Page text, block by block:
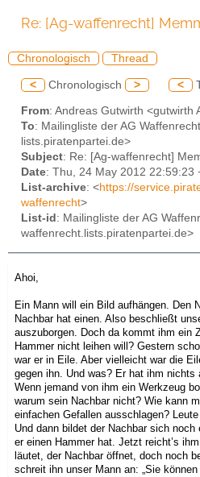
Re: [Ag-waffenrecht]
Chronologisch Thread
< Chronologisch > <
From: Andreas Gutwirth <gutwirth
To: Mailingliste der AG
lists.piratenpartei.de>
Subject: Re: [Ag-waffenrecht]
Date: Thu, 24 May 2012 22:59:23
List-archive: <https://
waffenrecht>
List-id : Mailingliste der AG
waffenrecht.lists.piratenpartei.de>
Ahoi,
Ein Mann will ein Bild aufhängen. Den
Nachbar hat einen. Also beschließt
auszuborgen. Doch da kommt ihm ein
Hammer nicht leihen will? Gestern
war er in Eile. Aber vielleicht war die
gegen ihn. Und was? Er hat ihm
Wenn jemand von ihm ein Werkzeug
warum sein Nachbar nicht? Wie kann
einfachen Gefallen ausschlagen?
Und dann bildet der Nachbar sich
er einen Hammer hat. Jetzt reicht’s
läutet, der Nachbar öffnet, doch noch
schreit ihn unser Mann an: „Sie